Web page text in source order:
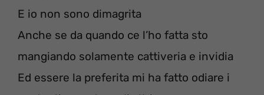
E io non sono dimagrita
Anche se da quando ce l’ho fatta sto
mangiando solamente cattiveria e invidia
Ed essere la preferita mi ha fatto odiare i